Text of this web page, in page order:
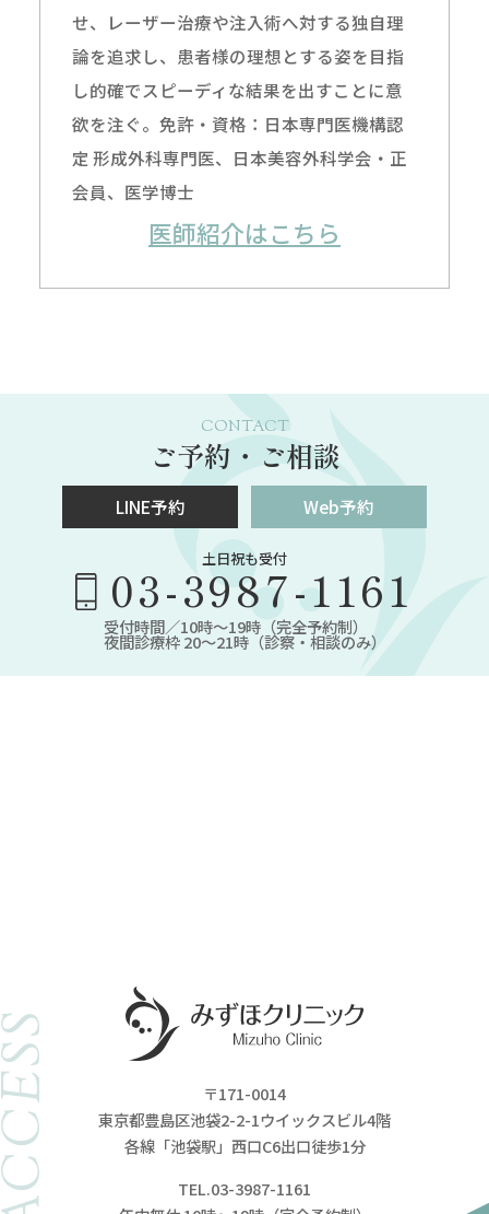
せ、レーザー治療や注入術へ対する独自理
論を追求し、患者様の理想とする姿を目指
し的確でスピーディな結果を出すことに意
欲を注ぐ。免許・資格：日本専門医機構認
定 形成外科専門医、日本美容外科学会・正
会員、医学博士
医師紹介はこちら
CONTACT
ご予約・ご相談
LINE予約 Web予約
土日祝も受付
03-3987-1161
受付時間／10時～19時（完全予約制）
夜間診療枠 20～21時（診察・相談のみ）
〒171-0014
東京都豊島区池袋2-2-1ウイックスビル4階
各線「池袋駅」西口C6出口徒歩1分
TEL.03-3987-1161